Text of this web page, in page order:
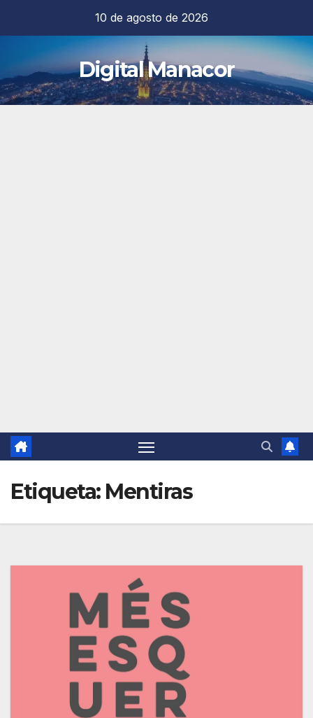
contenido
10 de agosto de 2026
Digital Manacor
Etiqueta: Mentiras